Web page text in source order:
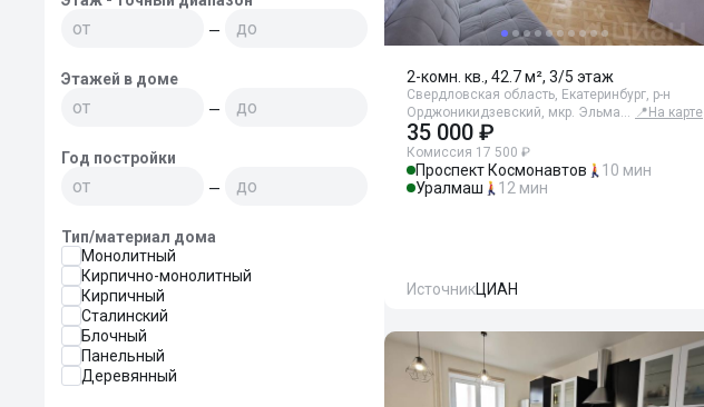
—
Этажей в доме
—
Год постройки
—
Тип/материал дома
Монолитный
Кирпично-монолитный
Кирпичный
Сталинский
Блочный
Панельный
Деревянный
2-комн. кв., 42.7 м², 3/5 этаж
Свердловская область, Екатеринбург, р-н
Орджоникидзевский, мкр. Эльма… 📍 На карте
35 000 ₽
Комиссия 17 500 ₽
Проспект Космонавтов
10 мин
Уралмаш
12 мин
ИсточникЦИАН